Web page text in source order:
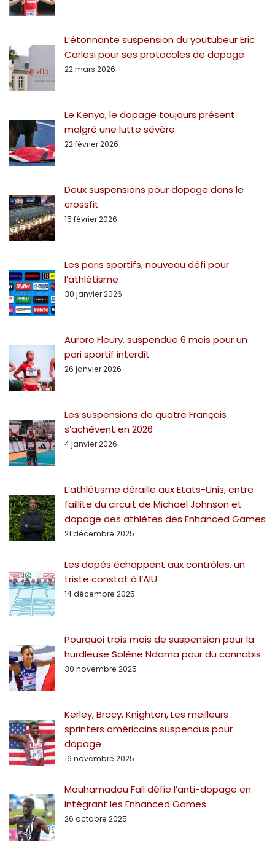
L’étonnante suspension du youtubeur Eric
Carlesi pour ses protocoles de dopage
22 mars 2026
Le Kenya, le dopage toujours présent
malgré une lutte sévère
22 février 2026
Deux suspensions pour dopage dans le
crossfit
15 février 2026
Les paris sportifs, nouveau défi pour
l’athlétisme
30 janvier 2026
Aurore Fleury, suspendue 6 mois pour un
pari sportif interdit
26 janvier 2026
Les suspensions de quatre Français
s’achèvent en 2026
4 janvier 2026
L’athlétisme déraille aux Etats-Unis, entre
faillite du circuit de Michael Johnson et
dopage des athlètes des Enhanced Games
21 décembre 2025
Les dopés échappent aux contrôles, un
triste constat à l’AIU
14 décembre 2025
Pourquoi trois mois de suspension pour la
hurdleuse Solène Ndama pour du cannabis
30 novembre 2025
Kerley, Bracy, Knighton, Les meilleurs
sprinters américains suspendus pour
dopage
16 novembre 2025
Mouhamadou Fall défie l’anti-dopage en
intégrant les Enhanced Games.
26 octobre 2025